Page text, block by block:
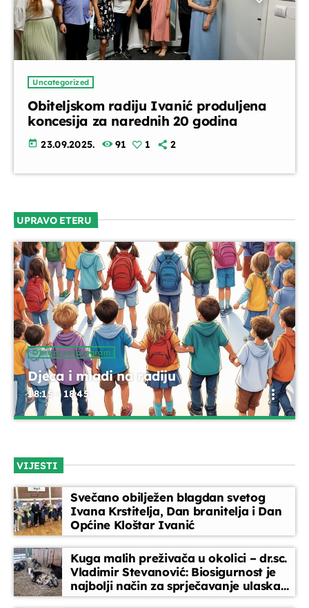
Uncategorized
Obiteljskom radiju Ivanić produljena
koncesija za narednih 20 godina
today 23.09.2025. 91 1 2
UPRAVO ETERU
Obrazovni program
Djeca i mladi na radiju
18:15 - 18:45 more_vert
Emisija u kojoj djeca i mladi imaju glavnu riječ! Donosimo
njihove priče, razmišljanja, kreativne radove i razgovore o
temama koje ih zanimaju. Glasovi nove generacije –
iskreno, vedro i znatiželjno.
VIJESTI
Svečano obilježen blagdan svetog
Ivana Krstitelja, Dan branitelja i Dan
Općine Kloštar Ivanić
Kuga malih preživača u okolici – dr.sc.
Vladimir Stevanović: Biosigurnost je
najbolji način za sprječavanje ulaska
bolesti